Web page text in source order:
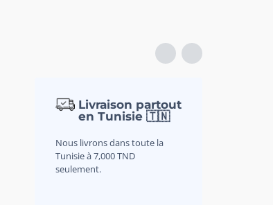
Livraison partout
en Tunisie 🇹🇳
Nous livrons dans toute la
Tunisie à 7,000 TND
seulement.